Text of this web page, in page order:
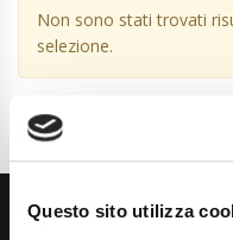
Questo sito utilizza
Non sono stati trovati
selezione.